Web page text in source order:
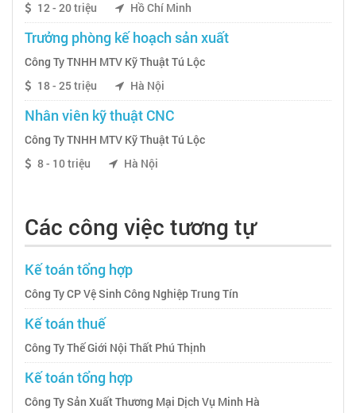
12 - 20 triệu
Hồ Chí Minh
Trưởng phòng kế hoạch sản xuất
Công Ty TNHH MTV Kỹ Thuật Tú Lộc
18 - 25 triệu
Hà Nội
Nhân viên kỹ thuật CNC
Công Ty TNHH MTV Kỹ Thuật Tú Lộc
8 - 10 triệu
Hà Nội
Các công việc tương tự
Kế toán tổng hợp
Công Ty CP Vệ Sinh Công Nghiệp Trung Tín
Kế toán thuế
Công Ty Thế Giới Nội Thất Phú Thịnh
Kế toán tổng hợp
Công Ty Sản Xuất Thương Mại Dịch Vụ Minh Hà